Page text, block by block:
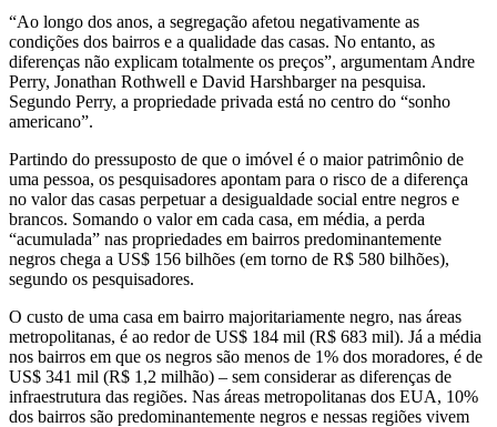
“Ao longo dos anos, a segregação afetou negativamente as
condições dos bairros e a qualidade das casas. No entanto, as
diferenças não explicam totalmente os preços”, argumentam Andre
Perry, Jonathan Rothwell e David Harshbarger na pesquisa.
Segundo Perry, a propriedade privada está no centro do “sonho
americano”.
Partindo do pressuposto de que o imóvel é o maior patrimônio de
uma pessoa, os pesquisadores apontam para o risco de a diferença
no valor das casas perpetuar a desigualdade social entre negros e
brancos. Somando o valor em cada casa, em média, a perda
“acumulada” nas propriedades em bairros predominantemente
negros chega a US$ 156 bilhões (em torno de R$ 580 bilhões),
segundo os pesquisadores.
O custo de uma casa em bairro majoritariamente negro, nas áreas
metropolitanas, é ao redor de US$ 184 mil (R$ 683 mil). Já a média
nos bairros em que os negros são menos de 1% dos moradores, é de
US$ 341 mil (R$ 1,2 milhão) – sem considerar as diferenças de
infraestrutura das regiões. Nas áreas metropolitanas dos EUA, 10%
dos bairros são predominantemente negros e nessas regiões vivem